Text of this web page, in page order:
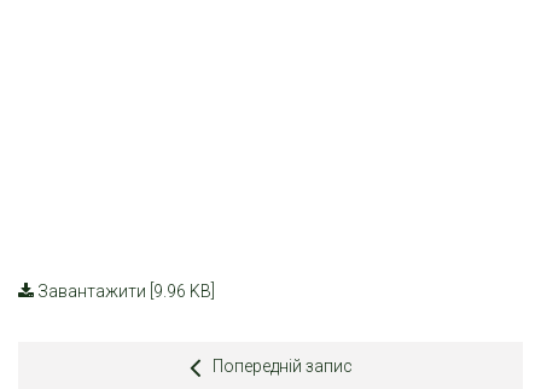
Завантажити [9.96 KB]
Попередній запис